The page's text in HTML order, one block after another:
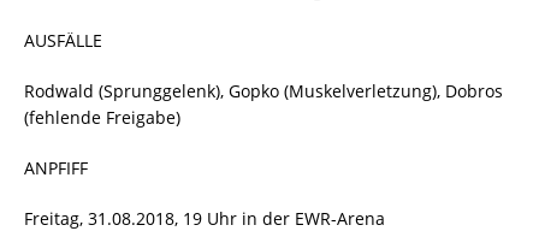
AUSFÄLLE
Rodwald (Sprunggelenk), Gopko (Muskelverletzung), Dobros
(fehlende Freigabe)
ANPFIFF
Freitag, 31.08.2018, 19 Uhr in der EWR-Arena